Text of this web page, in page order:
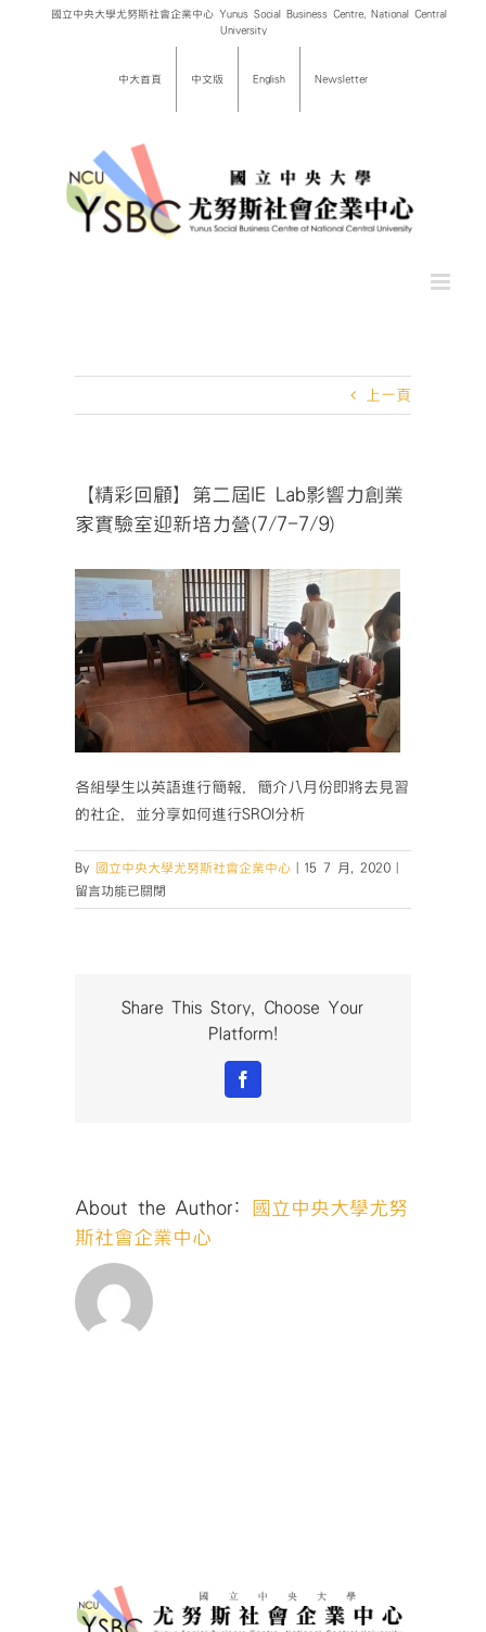
國立中央大學尤努斯社會企業中心 Yunus Social Business Centre, National Central
University
中大首頁 中文版 English Newsletter
上一頁
【精彩回顧】第二屆IE Lab影響力創業
家實驗室迎新培力營(7/7-7/9)
各組學生以英語進行簡報，簡介八月份即將去見習
的社企，並分享如何進行SROI分析
By 國立中央大學尤努斯社會企業中心 15 7 月, 2020
彩
家
留言功能已關閉
Share This Story, Choose Your
Platform!
Facebook
About the Author:
國立中央大學尤努
斯社會企業中心